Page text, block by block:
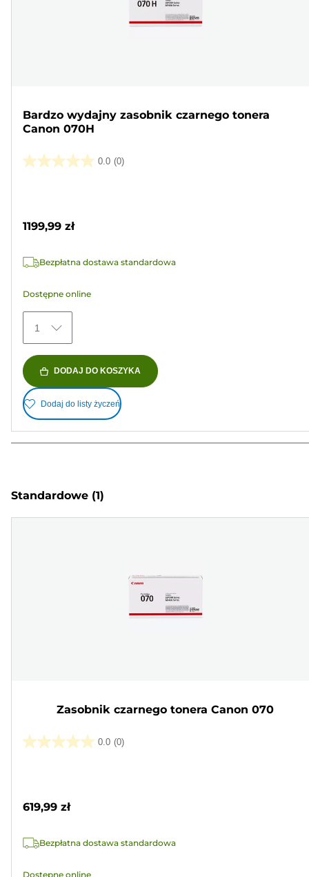
Bardzo wydajny zasobnik czarnego tonera
Canon 070H
0.0 (0)
0.0
1199,99 zł
Bezpłatna dostawa standardowa
Dostępne online
1
DODAJ DO KOSZYKA
Dodaj do listy życzeń
Standardowe (1)
Zasobnik czarnego tonera Canon 070
0.0 (0)
0.0
619,99 zł
Bezpłatna dostawa standardowa
Dostępne online